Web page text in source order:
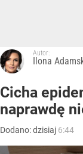
Autor:
Ilona
Cicha
naprawdę
Dodano:dzisiaj 6:44